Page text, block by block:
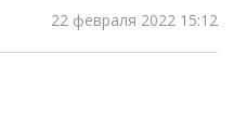
22 февраля 2022 15:12